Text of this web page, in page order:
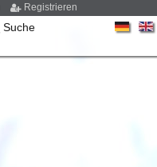
Registrieren
Suche